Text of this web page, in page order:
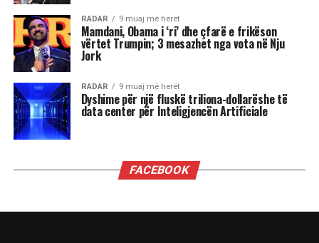
RADAR 9 muaj më herët
Mamdani, Obama i ‘ri’ dhe çfarë e frikëson
vërtet Trumpin; 3 mesazhet nga vota në Nju
Jork
RADAR 9 muaj më herët
Dyshime për një fluskë triliona-dollarëshe të
data center për Inteligjencën Artificiale
FACEBOOK